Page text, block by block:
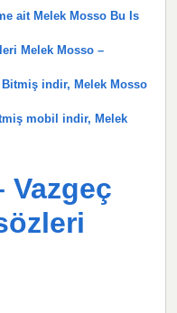
ait Melek Mosso Bu Is
Melek Mosso –
Bitmiş indir, Melek Mosso
mobil indir, Melek
Vazgeç